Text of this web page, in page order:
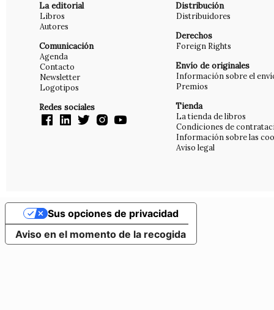
La editorial
Libros
Autores
Comunicación
Agenda
Contacto
Newsletter
Logotipos
Redes sociales
Distribución
Distribuidores
Derechos
Foreign Rights
Envío de originales
Información sobre el
Premios
Tienda
La tienda de libros
Condiciones de
Información sobre las
Aviso legal
Aviso en el momento de la recogida
Sus opciones de privacidad